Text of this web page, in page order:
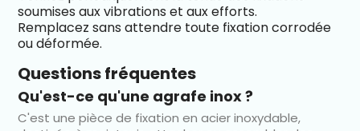
soumises aux vibrations et aux efforts.
Remplacez sans attendre toute fixation corrodée
ou déformée.
Questions fréquentes
Qu'est-ce qu'une agrafe inox ?
C'est une pièce de fixation en acier inoxydable,